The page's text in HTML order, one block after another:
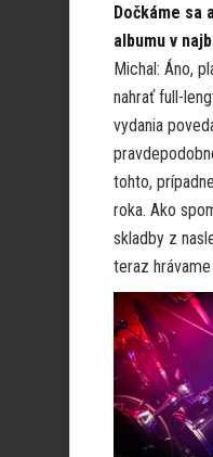
Dočkáme sa
albumu v
Michal: Áno,
nahrať full-
vydania
tohto,
roka. Ako
skladby z
teraz hrávame